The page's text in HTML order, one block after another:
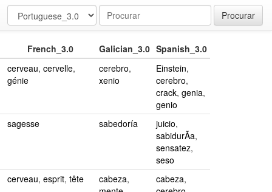
Procurar
French_3.0 Galician_3.0 Spanish_3.0
cerveau, cervelle,
génie
cerebro,
xenio
Einstein,
cerebro,
crack, genia,
genio
sagesse sabedoría juicio,
sabidurÃ­a,
sensatez,
seso
cerveau, esprit, tête cabeza,
cabeza,